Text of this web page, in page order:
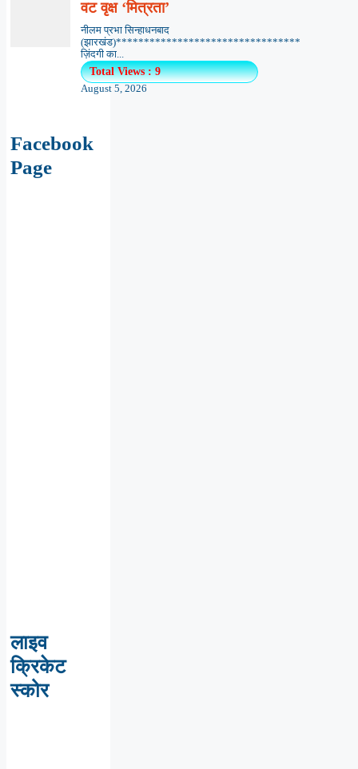
वट वृक्ष ‘मित्रता’
नीलम प्रभा सिन्हाधनबाद
(झारखंड)*********************************
ज़िंदगी का...
Total Views : 9
August 5, 2026
Facebook
Page
लाइव
क्रिकेट
स्कोर